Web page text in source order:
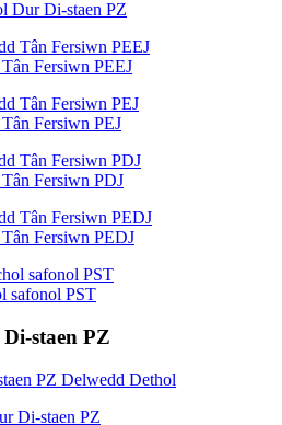
Dur Di-staen PZ
Fersiwn PEEJ
Fersiwn PEJ
Fersiwn PDJ
Fersiwn PEDJ
safonol PST
staen PZ